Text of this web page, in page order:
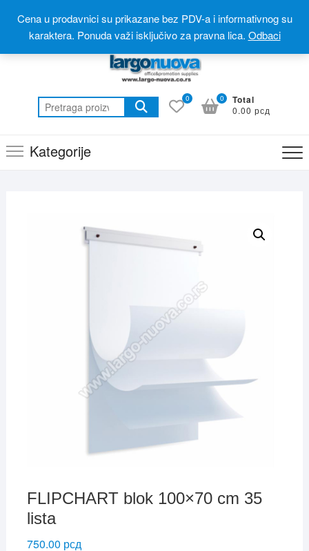
Cena u prodavnici su prikazane bez PDV-a i informativnog su
karaktera. Ponuda važi isključivo za pravna lica. Odbaci
content
Postanite partner
Online prodavnica(webshop)
Online katalog(promotivni materijal)
060 310 6 310
Pretraga
za:
0 Total
0.00 рсд
0
Kategorije
FLIPCHART blok 100×70 cm 35
lista
750.00 рсд